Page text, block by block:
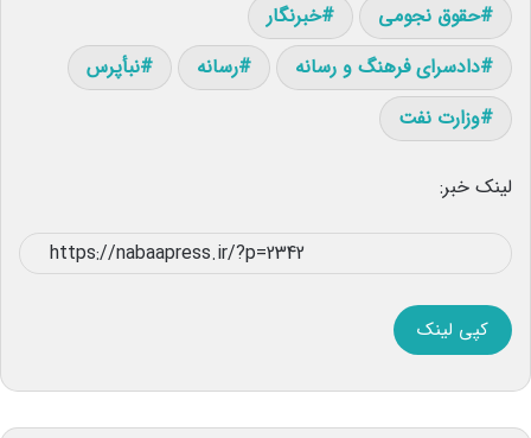
حقوق نجومی
خبرنگار
دادسرای فرهنگ و رسانه
رسانه
نبأپرس
وزارت نفت
لینک خبر:
کپی لینک